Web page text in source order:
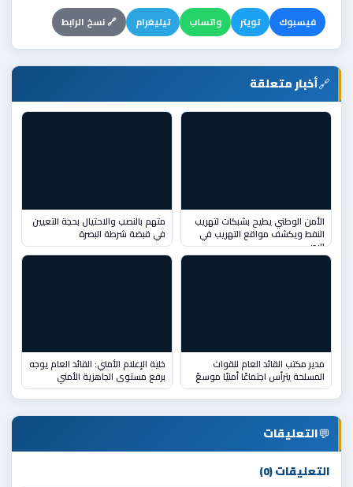
فيسبوك تويتر واتساب تيليغرام 🔗 نسخ الرابط
🔗أخبار متعلقة
الأمن الوطني يطيح بشبكات لتهريب
النفط ويكشف مواقع التهريب في
البص
متهم بالنصب والاحتيال بحجة التعيين
في قبضة شرطة البصرة
مدير مكتب القائد العام للقوات
المسلحة يترأس اجتماعًا أمنيًا موسعً
خلية الإعلام الأمني: القائد العام يوجه
برفع مستوى الجاهزية الأمني
💬التعليقات
التعليقات (0)